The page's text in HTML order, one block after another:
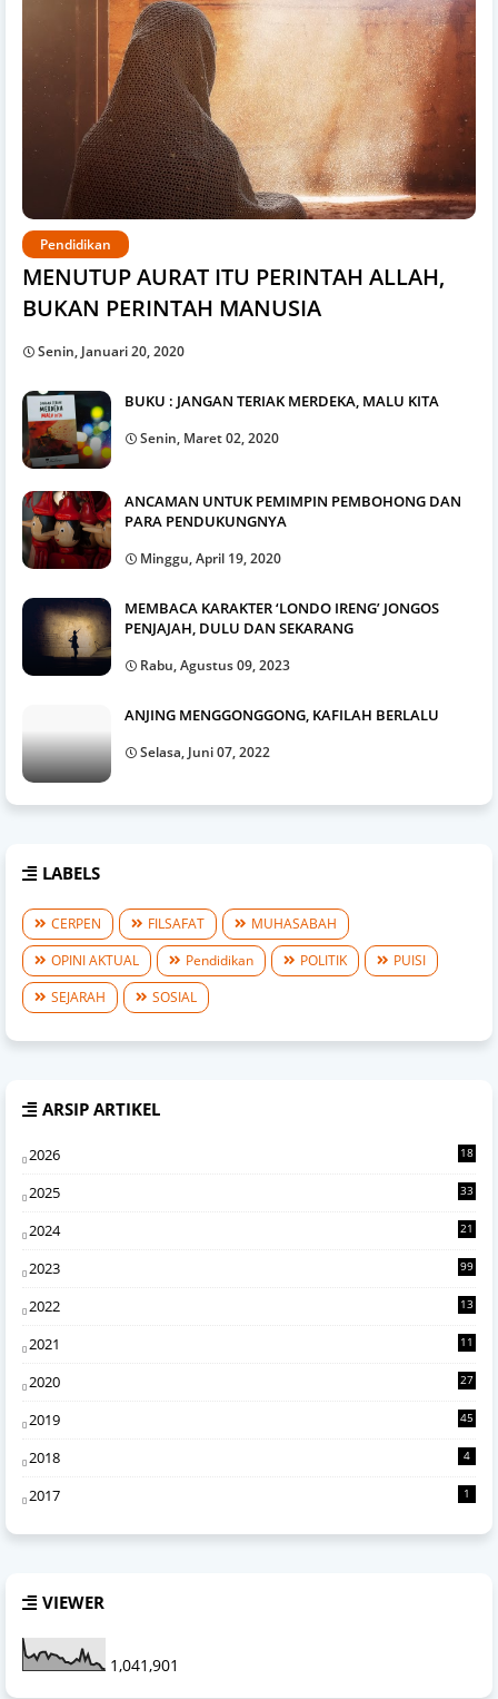
Pendidikan
MENUTUP AURAT ITU PERINTAH ALLAH,
BUKAN PERINTAH MANUSIA
Senin, Januari 20, 2020
BUKU : JANGAN TERIAK MERDEKA, MALU KITA
Senin, Maret 02, 2020
ANCAMAN UNTUK PEMIMPIN PEMBOHONG DAN
PARA PENDUKUNGNYA
Minggu, April 19, 2020
MEMBACA KARAKTER ‘LONDO IRENG’ JONGOS
PENJAJAH, DULU DAN SEKARANG
Rabu, Agustus 09, 2023
ANJING MENGGONGGONG, KAFILAH BERLALU
Selasa, Juni 07, 2022
LABELS
CERPEN FILSAFAT
MUHASABAH
OPINI AKTUAL
Pendidikan POLITIK
PUISI
SEJARAH
SOSIAL
ARSIP ARTIKEL
2026
18
2025
33
2024
21
2023 99
2022
13
2021
11
2020
27
2019 45
2018 4
2017 1
VIEWER
1,041,901